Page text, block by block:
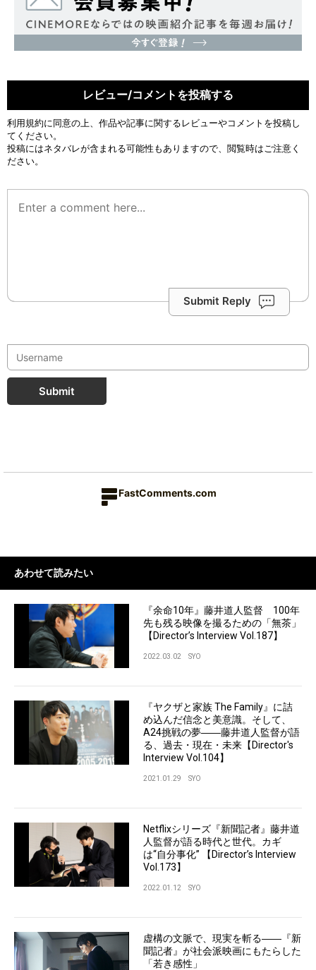
レビュー/コメントを投稿する
利用規約に同意の上、作品や記事に関するレビューやコメントを投稿し
てください。
投稿にはネタバレが含まれる可能性もありますので、閲覧時はご注意く
ださい。
Submit Reply
Submit
FastComments.com
あわせて読みたい
『余命10年』藤井道人監督 100年
先も残る映像を撮るための「無茶」
【Director’s Interview Vol.187】
2022.03.02 SYO
『ヤクザと家族 The Family』に詰
め込んだ信念と美意識。そして、
A24挑戦の夢――藤井道人監督が語
る、過去・現在・未来【Director's
Interview Vol.104】
2021.01.29 SYO
Netflixシリーズ『新聞記者』藤井道
人監督が語る時代と世代。カギ
は“自分事化” 【Director’s Interview
Vol.173】
2022.01.12 SYO
虚構の文脈で、現実を斬る――『新
聞記者』が社会派映画にもたらした
「若き感性」